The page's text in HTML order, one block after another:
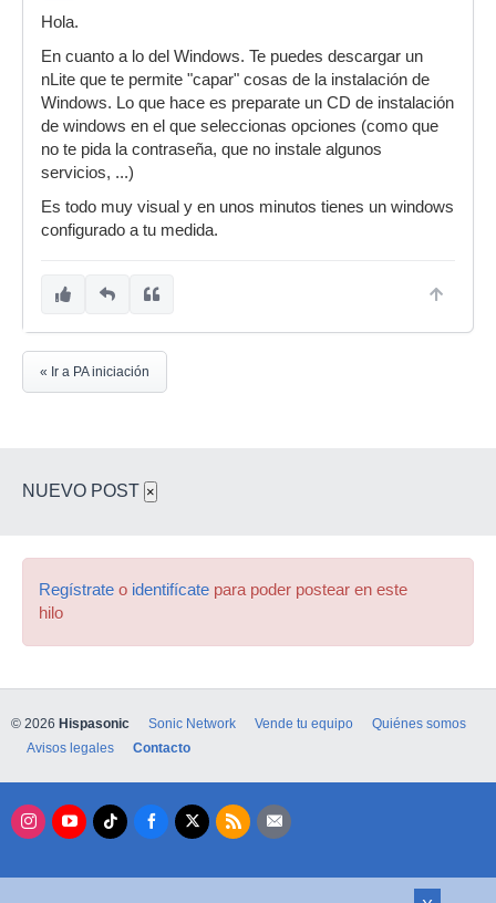
Hola.
En cuanto a lo del Windows. Te puedes descargar un
nLite que te permite "capar" cosas de la instalación de
Windows. Lo que hace es preparate un CD de instalación
de windows en el que seleccionas opciones (como que
no te pida la contraseña, que no instale algunos
servicios, ...)
Es todo muy visual y en unos minutos tienes un windows
configurado a tu medida.
« Ir a PA iniciación
NUEVO POST ×
Regístrate o identifícate para poder postear en este
hilo
© 2026 Hispasonic Sonic Network Vende tu equipo
Quiénes somos
Avisos legales
Contacto